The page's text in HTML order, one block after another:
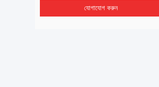
যোগাযোগ করুন